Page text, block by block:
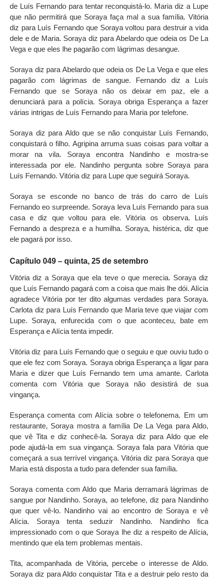
de Luís Fernando para tentar reconquistá-lo. Maria diz a Lupe
que não permitirá que Soraya faça mal a sua família. Vitória
diz para Luís Fernando que Soraya voltou para destruir a vida
dele e de Maria. Soraya diz para Abelardo que odeia os De La
Vega e que eles lhe pagarão com lágrimas desangue.
Soraya diz para Abelardo que odeia os De La Vega e que eles
pagarão com lágrimas de sangue. Fernando diz a Luís
Fernando que se Soraya não os deixar em paz, ele a
denunciará para a polícia. Soraya obriga Esperança a fazer
várias intrigas de Luís Fernando para Maria por telefone.
Soraya diz para Aldo que se não conquistar Luís Fernando,
conquistará o filho. Agripina arruma suas coisas para voltar a
morar na vila. Soraya encontra Nandinho e mostra-se
interessada por ele. Nandinho pergunta sobre Soraya para
Luís Fernando. Vitória diz para Lupe que seguirá Soraya.
Soraya se esconde no banco de trás do carro de Luís
Fernando eo surpreende. Soraya leva Luís Fernando para sua
casa e diz que voltou para ele. Vitória os observa. Luís
Fernando a despreza e a humilha. Soraya, histérica, diz que
ele pagará por isso.
Capítulo 049 – quinta, 25 de setembro
Vitória diz a Soraya que ela teve o que merecia. Soraya diz
que Luís Fernando pagará com a coisa que mais lhe dói. Alícia
agradece Vitória por ter dito algumas verdades para Soraya.
Carlota diz para Luís Fernando que Maria teve que viajar com
Lupe. Soraya, enfurecida com o que aconteceu, bate em
Esperança e Alícia tenta impedir.
Vitória diz para Luís Fernando que o seguiu e que ouviu tudo o
que ele fez com Soraya. Soraya obriga Esperança a ligar para
Maria e dizer que Luís Fernando tem uma amante. Carlota
comenta com Vitória que Soraya não desistirá de sua
vingança.
Esperança comenta com Alícia sobre o telefonema. Em um
restaurante, Soraya mostra a família De La Vega para Aldo,
que vê Tita e diz conhecê-la. Soraya diz para Aldo que ele
pode ajudá-la em sua vingança. Soraya fala para Vitória que
começará a sua terrível vingança. Vitória diz para Soraya que
Maria está disposta a tudo para defender sua família.
Soraya comenta com Aldo que Maria derramará lágrimas de
sangue por Nandinho. Soraya, ao telefone, diz para Nandinho
que quer vê-lo. Nandinho vai ao encontro de Soraya e vê
Alícia. Soraya tenta seduzir Nandinho. Nandinho fica
impressionado com o que Soraya lhe diz a respeito de Alícia,
mentindo que ela tem problemas mentais.
Tita, acompanhada de Vitória, percebe o interesse de Aldo.
Soraya diz para Aldo conquistar Tita e a destruir pelo resto da